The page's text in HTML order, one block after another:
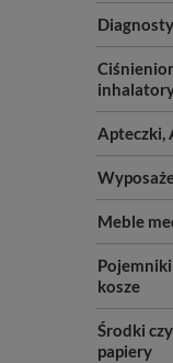
Apteczki,
Meble
kosze
Środki
papiery